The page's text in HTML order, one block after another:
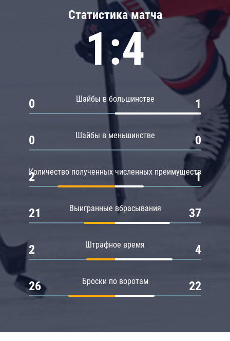
Статистика матча
1:4
Шайбы в большинстве
0 1
Шайбы в меньшинстве
0 0
Количество полученных численных преимуществ
2 1
Выигранные вбрасывания
21 37
Штрафное время
2 4
Броски по воротам
26 22